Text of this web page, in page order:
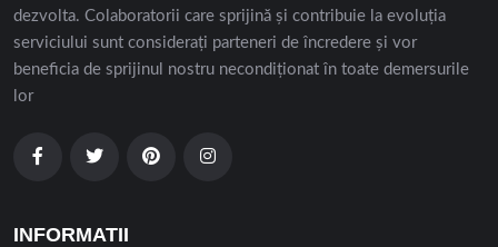
dezvolta. Colaboratorii care sprijină și contribuie la evoluția
serviciului sunt considerați parteneri de încredere și vor
beneficia de sprijinul nostru necondiționat în toate demersurile
lor
INFORMATII